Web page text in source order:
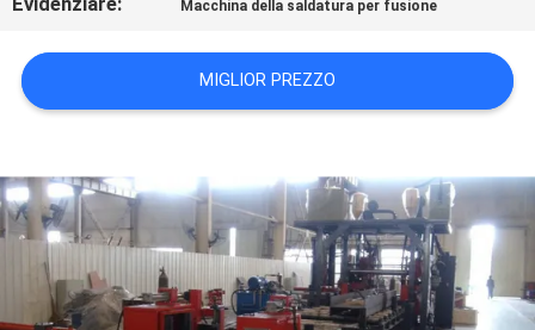
NOTIZIE
RICHIEDA
UNA
CITAZIONE
Macchina della saldatura per fusione
MIGLIOR PREZZO